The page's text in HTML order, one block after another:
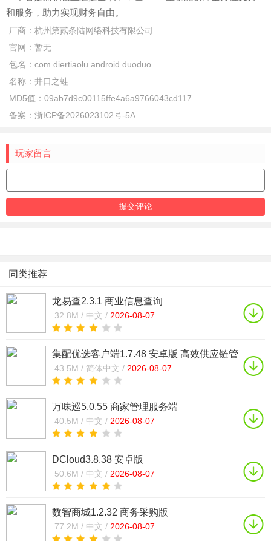
和服务，助力实现财务自由。
厂商： 杭州第贰条陆网络科技有限公司
官网： 暂无
包名： com.diertiaolu.android.duoduo
名称： 井口之蛙
MD5值： 09ab7d9c00115ffe4a6a9766043cd117
备案： 浙ICP备2026023102号-5A
玩家留言
同类推荐
龙易查2.3.1 商业信息查询
32.8M / 中文 / 2026-08-07
集配优选客户端1.7.48 安卓版 高效供应链管
理
43.5M / 简体中文 / 2026-08-07
万味巡5.0.55 商家管理服务端
40.5M / 中文 / 2026-08-07
DCloud3.8.38 安卓版
50.6M / 中文 / 2026-08-07
数智商城1.2.32 商务采购版
77.2M / 中文 / 2026-08-07